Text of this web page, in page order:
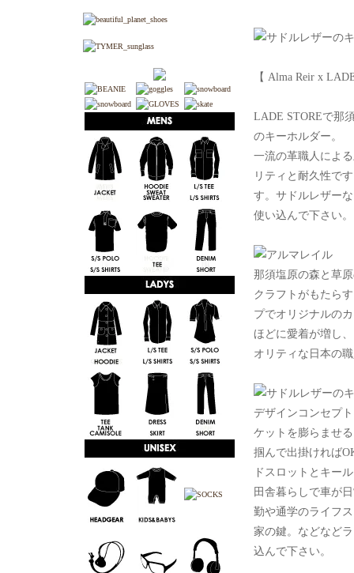
【 Alma Reir x
LADE STOREで那
のキーホルダー。
一流の革職人によ
リティと耐久性で
す。サドルレザー
使い込んで下さい。
那須塩原の森と草
クラフトがもたら
プでオリジナルの
ほどに愛着が増し
オリティな日本の
デザインコンセプ
ケットを膨らませ
掴んで出掛ければ
ドスロットとキー
田舎暮らしで車が
勤や通学のライフ
家の鍵。などなど
込んで下さい。